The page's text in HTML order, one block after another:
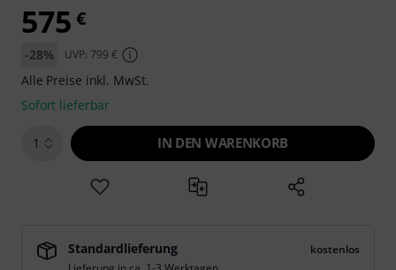
575 €
-28% UVP: 799 €
Alle Preise inkl. MwSt.
Sofort lieferbar
1 IN DEN WARENKORB
Standardlieferung
kostenlos